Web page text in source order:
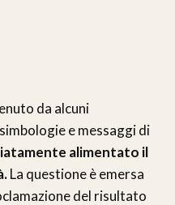
da alcuni
e messaggi di
alimentato il
La questione è emersa
del risultato